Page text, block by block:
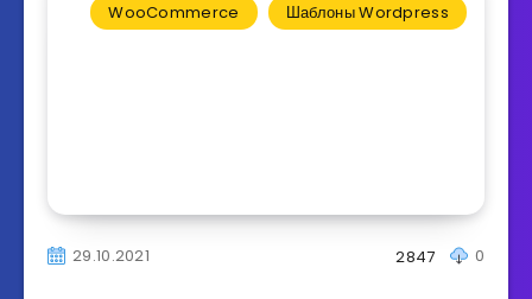
WooCommerce Шаблоны Wordpress
29.10.2021 0
2847